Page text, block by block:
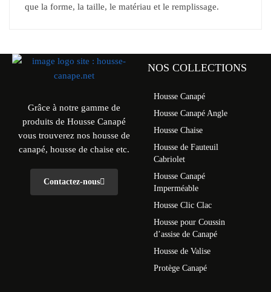
que la forme, la taille, le matériau et le remplissage.
Grâce à notre gamme de
produits de Housse Canapé
vous trouverez nos housse de
canapé, housse de chaise etc.
Contactez-nous
NOS COLLECTIONS
Housse Canapé
Housse Canapé Angle
Housse Chaise
Housse de Fauteuil
Cabriolet
Housse Canapé
Imperméable
Housse Clic Clac
Housse pour Coussin
d’assise de Canapé
Housse de Valise
Protège Canapé